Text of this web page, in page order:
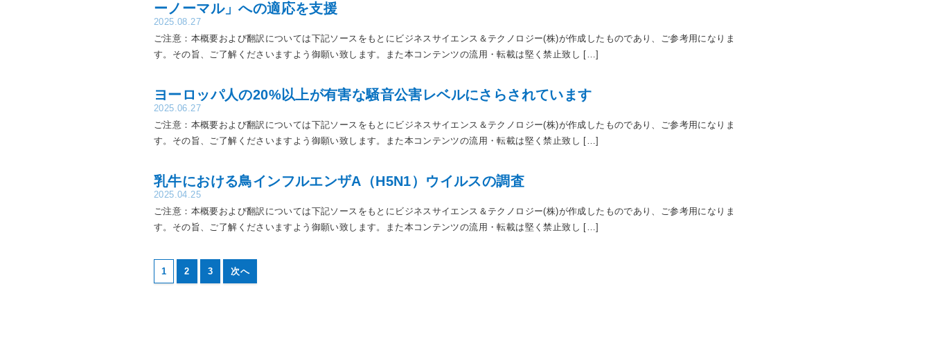
ーノーマル」への適応を支援
2025.08.27
ご注意：本概要および翻訳については下記ソースをもとにビジネスサイエンス＆テクノロジー(株)が作成したものであり、ご参考用になりま
す。その旨、ご了解くださいますよう御願い致します。また本コンテンツの流用・転載は堅く禁止致し […]
ヨーロッパ人の20%以上が有害な騒音公害レベルにさらされています
2025.06.27
ご注意：本概要および翻訳については下記ソースをもとにビジネスサイエンス＆テクノロジー(株)が作成したものであり、ご参考用になりま
す。その旨、ご了解くださいますよう御願い致します。また本コンテンツの流用・転載は堅く禁止致し […]
乳牛における鳥インフルエンザA（H5N1）ウイルスの調査
2025.04.25
ご注意：本概要および翻訳については下記ソースをもとにビジネスサイエンス＆テクノロジー(株)が作成したものであり、ご参考用になりま
す。その旨、ご了解くださいますよう御願い致します。また本コンテンツの流用・転載は堅く禁止致し […]
1 2 3 次へ